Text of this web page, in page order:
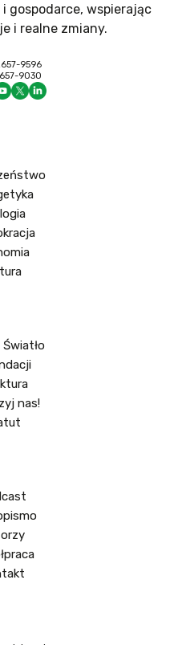
gospodarce, wspierając
i realne zmiany.
9596
9030
nas!